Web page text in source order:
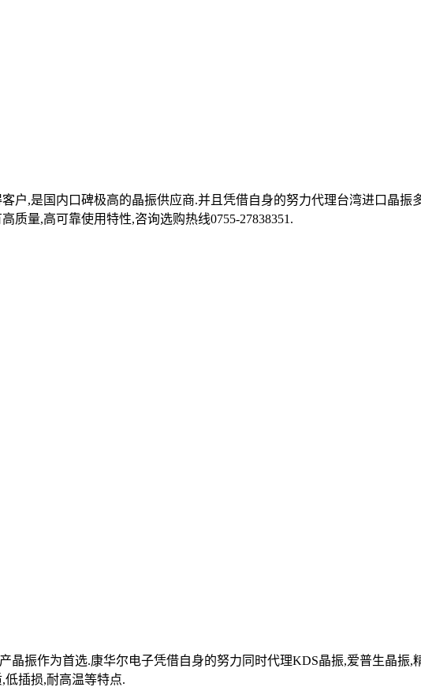
户,是国内口碑极高的晶振供应商.并且凭借自身的努力代理台湾进口晶振
质量,高可靠使用特性,咨询选购热线0755-27838351.
晶振作为首选.康华尔电子凭借自身的努力同时代理KDS晶振,爱普生晶振
低插损,耐高温等特点.